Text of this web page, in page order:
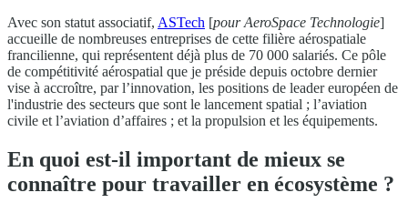
Avec son statut associatif, ASTech [pour AeroSpace Technologie]
accueille de nombreuses entreprises de cette filière aérospatiale
francilienne, qui représentent déjà plus de 70 000 salariés. Ce pôle
de compétitivité aérospatial que je préside depuis octobre dernier
vise à accroître, par l’innovation, les positions de leader européen de
l'industrie des secteurs que sont le lancement spatial ; l’aviation
civile et l’aviation d’affaires ; et la propulsion et les équipements.
En quoi est-il important de mieux se
connaître pour travailler en écosystème ?